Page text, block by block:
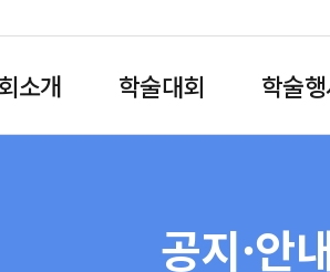
소개 학술대회 학술
공지·안